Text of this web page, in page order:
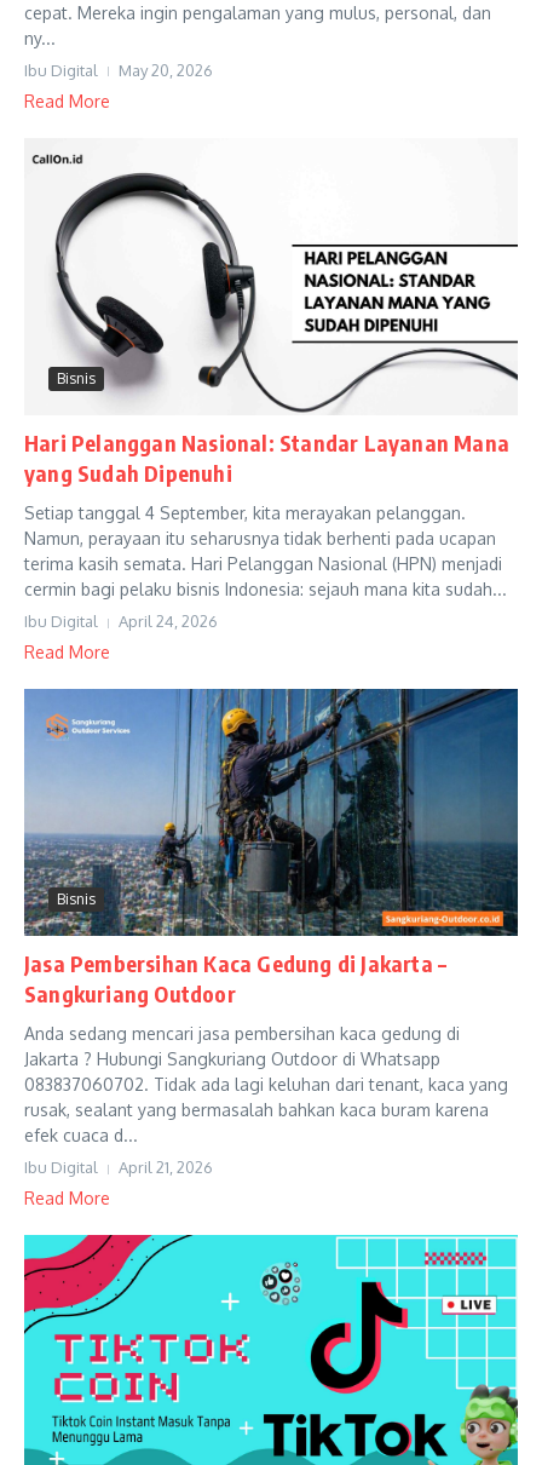
cepat. Mereka ingin pengalaman yang mulus, personal, dan
ny...
Ibu Digital May 20, 2026
Read More
Bisnis
Hari Pelanggan Nasional: Standar Layanan Mana
yang Sudah Dipenuhi
Setiap tanggal 4 September, kita merayakan pelanggan.
Namun, perayaan itu seharusnya tidak berhenti pada ucapan
terima kasih semata. Hari Pelanggan Nasional (HPN) menjadi
cermin bagi pelaku bisnis Indonesia: sejauh mana kita sudah...
Ibu Digital April 24, 2026
Read More
Bisnis
Jasa Pembersihan Kaca Gedung di Jakarta –
Sangkuriang Outdoor
Anda sedang mencari jasa pembersihan kaca gedung di
Jakarta ? Hubungi Sangkuriang Outdoor di Whatsapp
083837060702. Tidak ada lagi keluhan dari tenant, kaca yang
rusak, sealant yang bermasalah bahkan kaca buram karena
efek cuaca d...
Ibu Digital April 21, 2026
Read More